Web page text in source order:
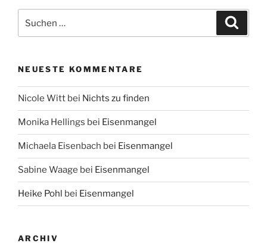
nach:
NEUESTE KOMMENTARE
Nicole Witt bei Nichts zu finden
Monika Hellings bei Eisenmangel
Michaela Eisenbach bei Eisenmangel
Sabine Waage bei Eisenmangel
Heike Pohl bei Eisenmangel
ARCHIV